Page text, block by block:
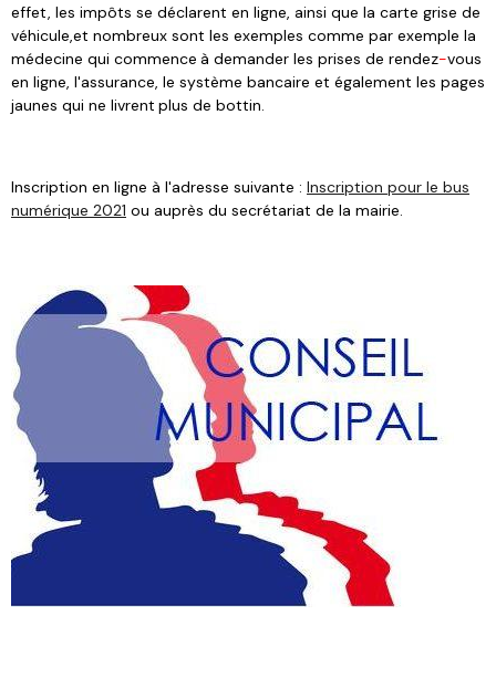
effet, les impôts se déclarent en ligne, ainsi que la carte grise de
véhicule,et nombreux sont les exemples comme par exemple la
médecine qui commence à demander les prises de rendez-vous
en ligne, l'assurance, le système bancaire et également les pages
jaunes qui ne livrent plus de bottin.
Inscription en ligne à l'adresse suivante : Inscription pour le bus
numérique 2021 ou auprès du secrétariat de la mairie.